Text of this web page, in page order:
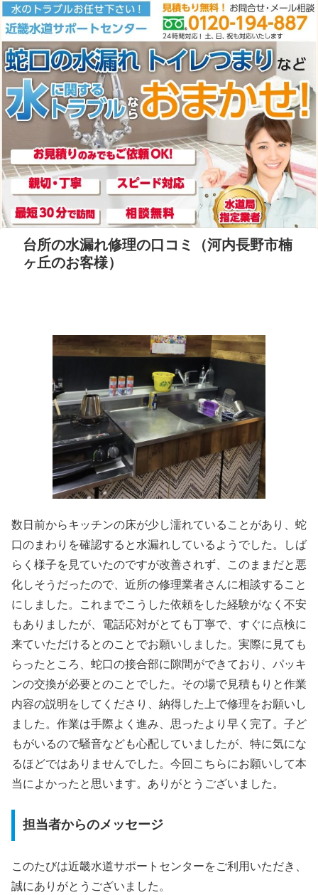
台所の水漏れ修理の口コミ（河内長野市楠
ヶ丘のお客様）
数日前からキッチンの床が少し濡れていることがあり、蛇
口のまわりを確認すると水漏れしているようでした。しば
らく様子を見ていたのですが改善されず、このままだと悪
化しそうだったので、近所の修理業者さんに相談すること
にしました。これまでこうした依頼をした経験がなく不安
もありましたが、電話応対がとても丁寧で、すぐに点検に
来ていただけるとのことでお願いしました。実際に見ても
らったところ、蛇口の接合部に隙間ができており、パッキ
ンの交換が必要とのことでした。その場で見積もりと作業
内容の説明をしてくださり、納得した上で修理をお願いし
ました。作業は手際よく進み、思ったより早く完了。子ど
もがいるので騒音なども心配していましたが、特に気にな
るほどではありませんでした。今回こちらにお願いして本
当によかったと思います。ありがとうございました。
担当者からのメッセージ
このたびは近畿水道サポートセンターをご利用いただき、
誠にありがとうございました。